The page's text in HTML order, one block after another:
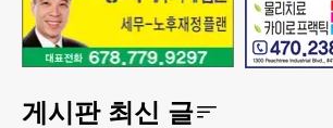
게시판 최신 글